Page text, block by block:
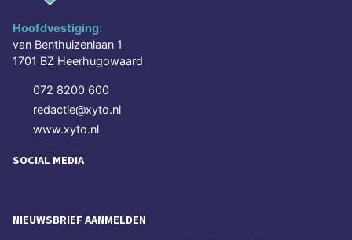
Hoofdvestiging:
van Benthuizenlaan 1
1701 BZ Heerhugowaard
072 8200 600
redactie@xyto.nl
www.xyto.nl
SOCIAL MEDIA
NIEUWSBRIEF AANMELDEN